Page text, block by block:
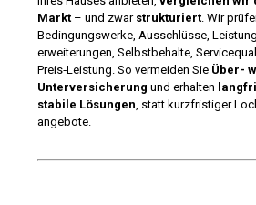
Markt – und zwar strukturiert . Wir
Bedingungswerke, Ausschlüsse,
erweiterungen, Selbstbehalte,
Preis‑Leistung. So vermeiden Sie Über-
Unterversicherung und erhalten
stabile Lösungen , statt kurzfristiger
angebote.